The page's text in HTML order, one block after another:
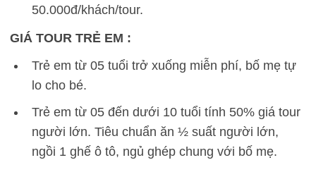
50.000đ/khách/tour.
GIÁ TOUR TRẺ EM :
Trẻ em từ 05 tuổi trở xuống miễn phí, bố mẹ tự
lo cho bé.
Trẻ em từ 05 đến dưới 10 tuổi tính 50% giá tour
người lớn. Tiêu chuẩn ăn ½ suất người lớn,
ngồi 1 ghế ô tô, ngủ ghép chung với bố mẹ.